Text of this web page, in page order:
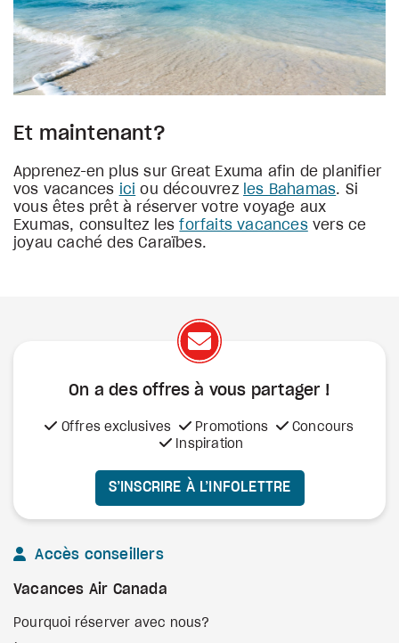
Et maintenant?
Apprenez-en plus sur Great Exuma afin de planifier
vos vacances ici ou découvrez les Bahamas. Si
vous êtes prêt à réserver votre voyage aux
Exumas, consultez lesforfaits vacancesvers ce
joyau caché des Caraïbes.
On a des offres à vous partager !
Offres exclusives Promotions
Concours
Inspiration
S’INSCRIRE À L’INFOLETTRE
Accès conseillers
Vacances Air Canada
Pourquoi réserver avec nous?